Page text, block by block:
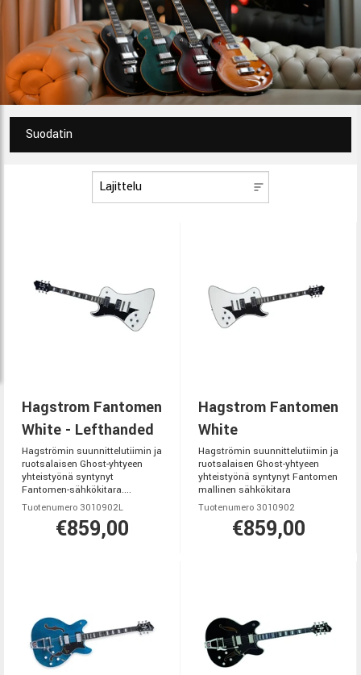
Suodatin
Hagstrom Fantomen
White - Lefthanded
Hagströmin suunnittelutiimin ja
ruotsalaisen Ghost-yhtyeen
yhteistyönä syntynyt
Fantomen-sähkökitara....
Tuotenumero 3010902L
€859,00
Hagstrom Fantomen
White
Hagströmin suunnittelutiimin ja
ruotsalaisen Ghost-yhtyeen
yhteistyönä syntynyt Fantomen
mallinen sähkökitara
Tuotenumero 3010902
€859,00